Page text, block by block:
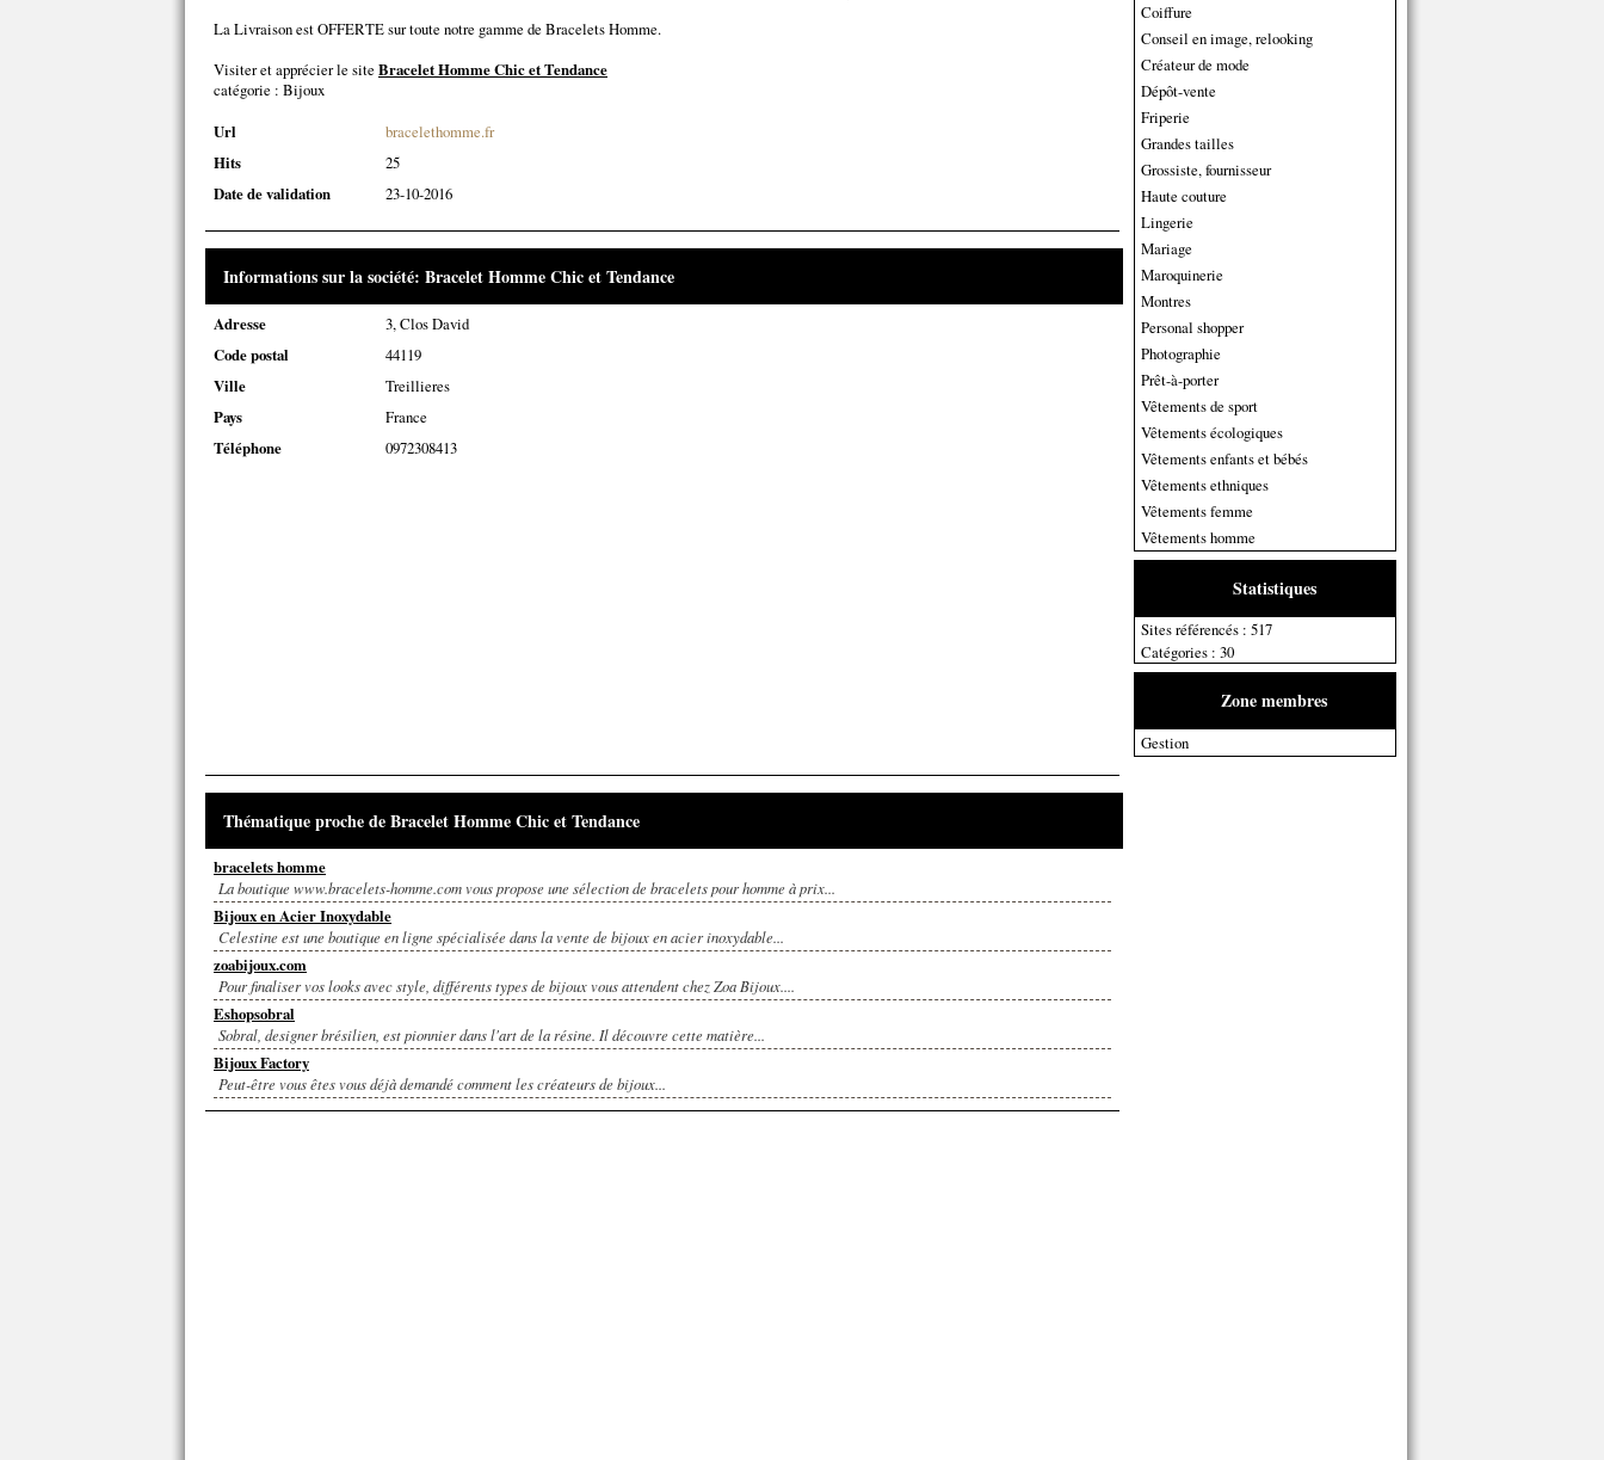
Coiffure
Conseil en image, relooking
Créateur de mode
Dépôt-vente
Friperie
Grandes tailles
Grossiste, fournisseur
Haute couture
Lingerie
Mariage
Maroquinerie
Montres
Personal shopper
Photographie
Prêt-à-porter
Vêtements de sport
Vêtements écologiques
Vêtements enfants et bébés
Vêtements ethniques
Vêtements femme
Vêtements homme
Statistiques
Sites référencés : 517
Catégories : 30
Zone membres
Gestion
La Livraison est OFFERTE sur toute notre gamme de Bracelets Homme.
Visiter et apprécier le site Bracelet Homme Chic et Tendance
catégorie : Bijoux
Url
bracelethomme.fr
Hits
25
Date de validation
23-10-2016
Informations sur la société: Bracelet Homme Chic et Tendance
Adresse
3, Clos David
Code postal
44119
Ville
Treillieres
Pays
France
Téléphone
0972308413
Thématique proche de Bracelet Homme Chic et Tendance
bracelets homme
La boutique www.bracelets-homme.com vous propose une sélection de bracelets pour homme à prix...
Bijoux en Acier Inoxydable
Celestine est une boutique en ligne spécialisée dans la vente de bijoux en acier inoxydable...
zoabijoux.com
Pour finaliser vos looks avec style, différents types de bijoux vous attendent chez Zoa Bijoux....
Eshopsobral
Sobral, designer brésilien, est pionnier dans l'art de la résine. Il découvre cette matière...
Bijoux Factory
Peut-être vous êtes vous déjà demandé comment les créateurs de bijoux...